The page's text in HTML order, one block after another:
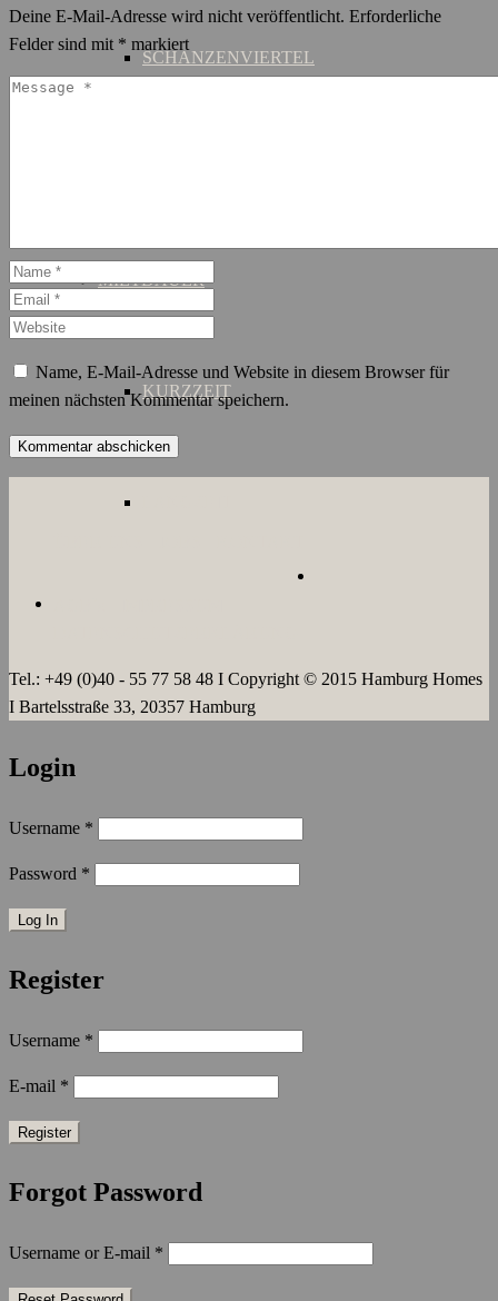
SCHANZENVIERTEL
MIETDAUER
KURZZEIT
Deine E-Mail-Adresse wird nicht veröffentlicht. Erforderliche
Felder sind mit * markiert
Name, E-Mail-Adresse und Website in diesem Browser für
meinen nächsten Kommentar speichern.
Tel.: +49 (0)40 - 55 77 58 48 I Copyright © 2015 Hamburg Homes
I Bartelsstraße 33, 20357 Hamburg
Login
Username *
Password *
Register
Username *
E-mail *
Forgot Password
Username or E-mail *